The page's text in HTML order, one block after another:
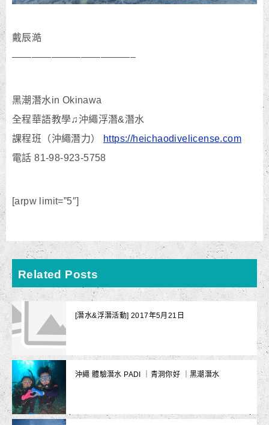
戴辰澔
————————————–
黑潮潛水in Okinawa
全程華語教學♫沖繩浮潛&潛水
課程班（沖繩潛力）
https://heichaodivelicense.com
電話 81-98-923-5758
[arpw limit=”5″]
Related Posts
[潛水&浮潛活動] 2017年5月21日
沖繩 體驗潛水 PADI ｜青洞你好 ｜黑潮潛水